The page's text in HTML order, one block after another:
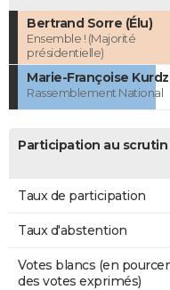
Bertrand Sorre (Élu)
Ensemble ! (Majorité
présidentielle)
Marie-Françoise
Rassemblement National
Participation au scrutin
Taux de participation
Taux d'abstention
Votes blancs (en
des votes exprimés)